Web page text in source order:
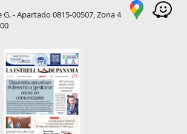
- Apartado 0815-00507, Zona 4